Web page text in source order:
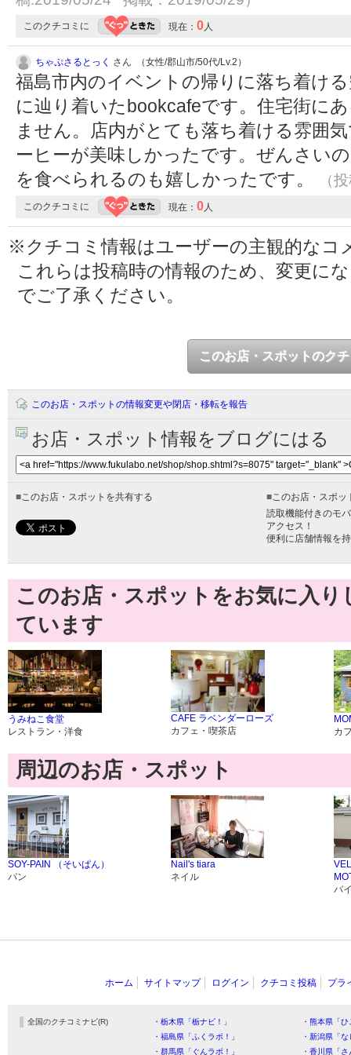
このクチコミに 現在： 0人
ちゃぷさるとっく さん （女性/郡山市/50代/Lv.2）
福島市内のイベントの帰りに落ち着け
に辿り着いたbookcafeです。住宅街に
ません。店内がとても落ち着ける雰囲
ーヒーが美味しかったです。ぜんさい
を食べられるのも嬉しかったです。
（
このクチコミに 現在： 0人
※クチコミ情報はユーザーの主観的なコ
これらは投稿時の情報のため、変更に
でご了承ください。
このお店・スポットのク
このお店・スポットの情報変更や閉店・移転を報告
お店・スポット情報をブログにはる
■このお店・スポットを共有する ■このお店・スポッ
読取機能付きのモ
アクセス！
便利に店舗情報を
このお店・スポットをお気に入
ています
うみねこ食堂
レストラン・洋食
CAFE ラベンダーローズ
カフェ・喫茶店
カ
周辺のお店・スポット
SOY-PAIN （そいぱん）
パン
Nail's tiara
ネイル
バ
ホーム サイトマップ ログイン クチコミ投稿 プラ
全国のクチコミナビ(R) ・栃木県「栃ナビ！」
・熊本県「
・福島県「ふくラボ！」
・新潟県「
・群馬県「ぐんラボ！」
・香川県「